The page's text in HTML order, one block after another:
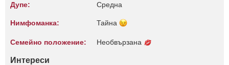
Дупе: Среднa
Нимфоманка: Тайна
Семейно положение: Необвързана
Интереси